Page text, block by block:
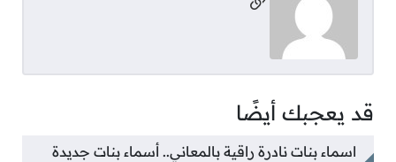
مواقع التواصل
قد يعجبك أيضًا
اسماء بنات نادرة راقية بالمعاني.. أسماء بنات جديدة